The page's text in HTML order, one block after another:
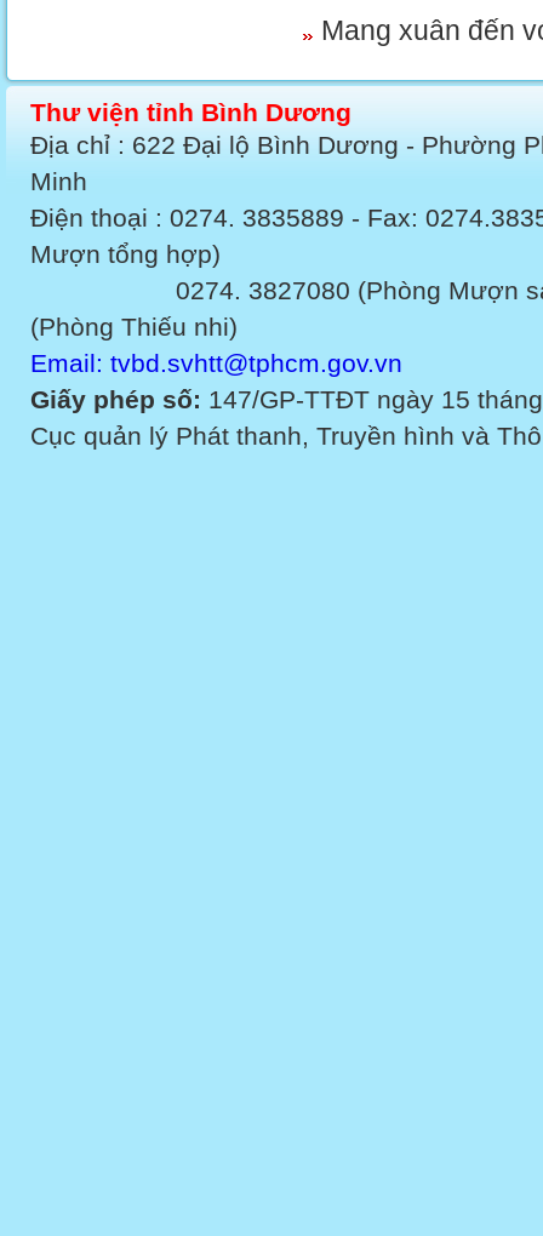
Mang xuân đến
Thư viện tỉnh Bình Dương
Địa chỉ : 622 Đại lộ Bình Dương - Phường
Minh
Điện thoại : 0274. 3835889 - Fax:
Mượn tổng hợp)
0274. 3827080 (Phòng Mượn sách
(Phòng Thiếu nhi)
Email: tvbd.svhtt@tphcm.gov.vn
Giấy phép số: 147/GP-TTĐT ngày 15
Cục quản lý Phát thanh, Truyền hình và